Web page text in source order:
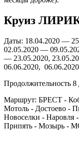
Круиз
Даты: 18.04.2020 —
02.05.2020 —
— 23.05.2020,
06.06.2020,
Продолжительность 8
Маршрут: БРЕСТ -
Мотоль - Достоево -
Новоселки - Наровля
Припять - Мозырь -